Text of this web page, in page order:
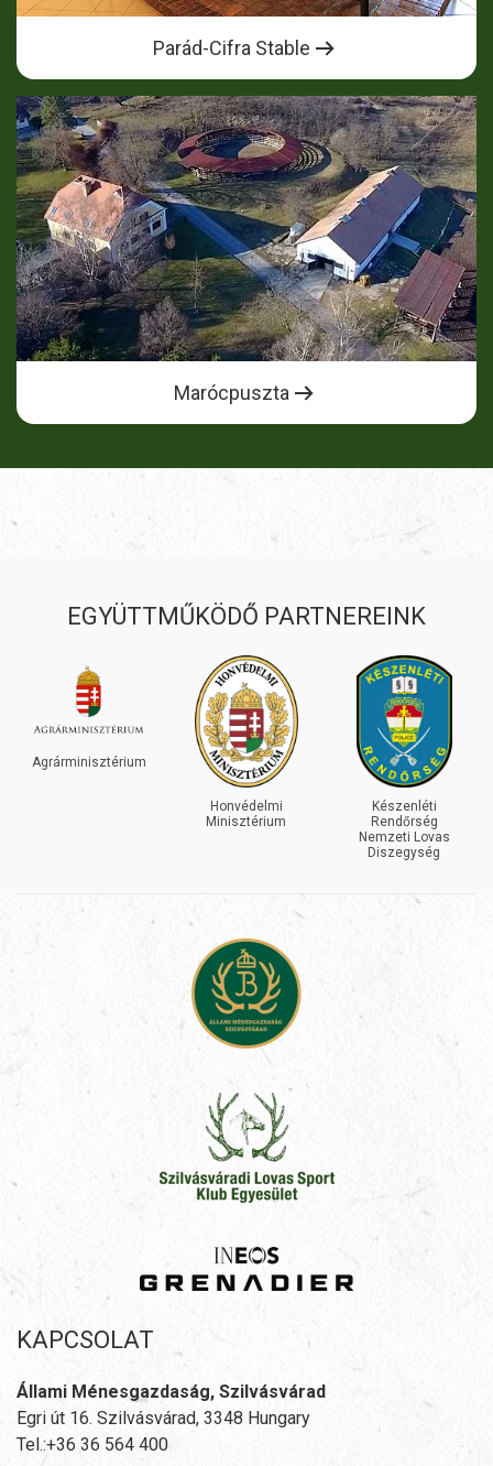
Parád-Cifra Stable
Marócpuszta
EGYÜTTMŰKÖDŐ PARTNEREINK
Agrárminisztérium
Honvédelmi
Minisztérium
Készenléti
Rendőrség
Nemzeti Lovas
Diszegység
KAPCSOLAT
Állami Ménesgazdaság, Szilvásvárad
Egri út 16. Szilvásvárad, 3348 Hungary
Tel.:+36 36 564 400